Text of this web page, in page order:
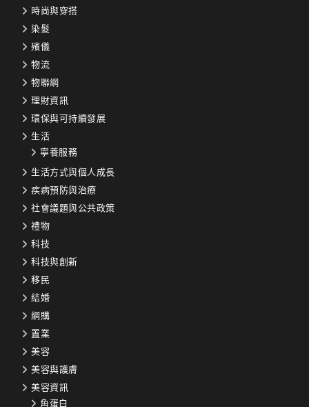
時尚與穿搭
染髮
殯儀
物流
物聯網
理財資訊
環保與可持續發展
生活
寧養服務
生活方式與個人成長
疾病預防與治療
社會議題與公共政策
禮物
科技
科技與創新
移民
結婚
網購
置業
美容
美容與護膚
美容資訊
角蛋白